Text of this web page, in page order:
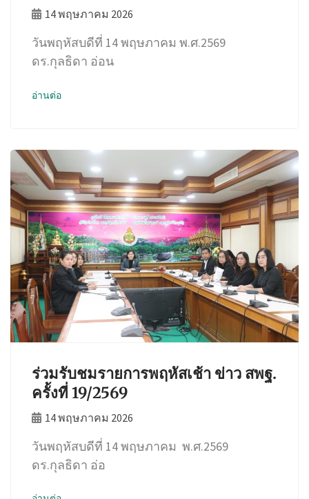
14 พฤษภาคม 2026
วันพฤหัสบดีที่ 14 พฤษภาคม พ.ศ.2569
ดร.กุลธิดา อ่อน
อ่านต่อ
ร่วมรับชมรายการพฤหัสเช้า ข่าว สพฐ.
ครั้งที่ 19/2569
14 พฤษภาคม 2026
วันพฤหัสบดีที่ 14 พฤษภาคม พ.ศ.2569
ดร.กุลธิดา อ่อ